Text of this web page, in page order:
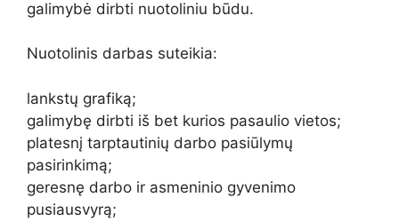
galimybė dirbti nuotoliniu būdu.
Nuotolinis darbas suteikia:
lankstų grafiką;
galimybę dirbti iš bet kurios pasaulio vietos;
platesnį tarptautinių darbo pasiūlymų
pasirinkimą;
geresnę darbo ir asmeninio gyvenimo
pusiausvyrą;